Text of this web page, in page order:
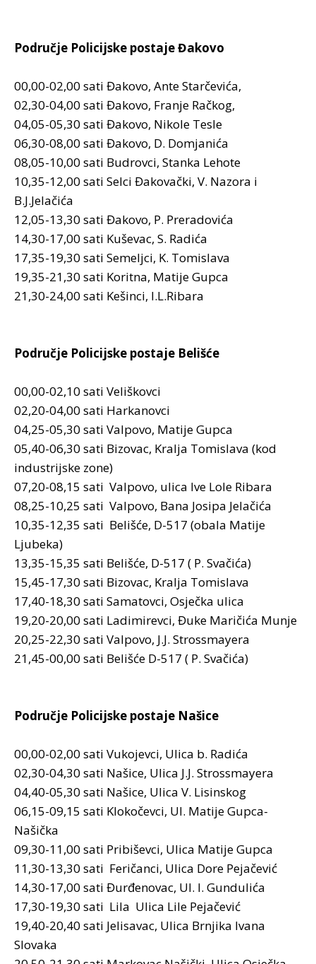
Područje Policijske postaje Đakovo
00,00-02,00 sati Đakovo, Ante Starčevića,
02,30-04,00 sati Đakovo, Franje Račkog,
04,05-05,30 sati Đakovo, Nikole Tesle
06,30-08,00 sati Đakovo, D. Domjanića
08,05-10,00 sati Budrovci, Stanka Lehote
10,35-12,00 sati Selci Đakovački, V. Nazora i
B.J.Jelačića
12,05-13,30 sati Đakovo, P. Preradovića
14,30-17,00 sati Kuševac, S. Radića
17,35-19,30 sati Semeljci, K. Tomislava
19,35-21,30 sati Koritna, Matije Gupca
21,30-24,00 sati Kešinci, I.L.Ribara
Područje Policijske postaje Belišće
00,00-02,10 sati Veliškovci
02,20-04,00 sati Harkanovci
04,25-05,30 sati Valpovo, Matije Gupca
05,40-06,30 sati Bizovac, Kralja Tomislava (kod
industrijske zone)
07,20-08,15 sati Valpovo, ulica Ive Lole Ribara
08,25-10,25 sati Valpovo, Bana Josipa Jelačića
10,35-12,35 sati Belišće, D-517 (obala Matije
Ljubeka)
13,35-15,35 sati Belišće, D-517 ( P. Svačića)
15,45-17,30 sati Bizovac, Kralja Tomislava
17,40-18,30 sati Samatovci, Osječka ulica
19,20-20,00 sati Ladimirevci, Đuke Maričića Munje
20,25-22,30 sati Valpovo, J.J. Strossmayera
21,45-00,00 sati Belišće D-517 ( P. Svačića)
Područje Policijske postaje Našice
00,00-02,00 sati Vukojevci, Ulica b. Radića
02,30-04,30 sati Našice, Ulica J.J. Strossmayera
04,40-05,30 sati Našice, Ulica V. Lisinskog
06,15-09,15 sati Klokočevci, Ul. Matije Gupca-
Našička
09,30-11,00 sati Pribiševci, Ulica Matije Gupca
11,30-13,30 sati Feričanci, Ulica Dore Pejačević
14,30-17,00 sati Đurđenovac, Ul. I. Gundulića
17,30-19,30 sati Lila Ulica Lile Pejačević
19,40-20,40 sati Jelisavac, Ulica Brnjika Ivana
Slovaka